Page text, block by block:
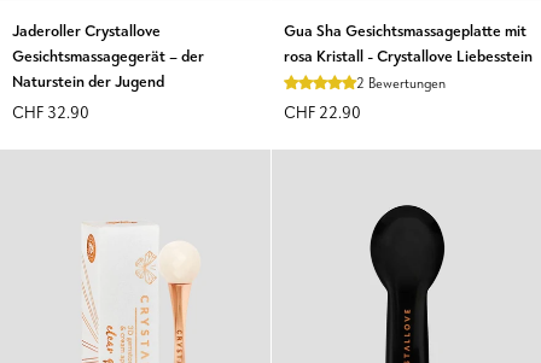
Jaderoller
Crystallove
Gesichtsmassagegerät
der
Naturstein
Jaderoller Crystallove
Gesichtsmassagegerät – der
Naturstein der Jugend
CHF 32.90
Gua
Gesichtsmassageplatte
rosa
Kristall
Gua Sha Gesichtsmassageplatte mit
rosa Kristall - Crystallove Liebesstein
2 Bewertungen
CHF 22.90